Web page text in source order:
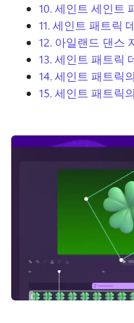
10.세인트 세인트
11.세인트 패트릭
12. 아일랜드 댄스
13.세인트 패트릭
14.세인트 패트릭
15.세인트 패트릭